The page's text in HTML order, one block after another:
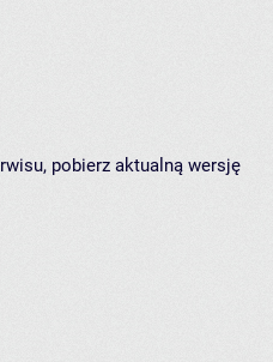
pobierz aktualną wersję